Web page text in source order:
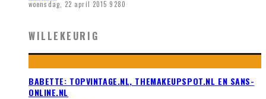
woensdag, 22 april 2015 9280
WILLEKEURIG
BABETTE: TOPVINTAGE.NL, THEMAKEUPSPOT.NL EN SANS-
ONLINE.NL